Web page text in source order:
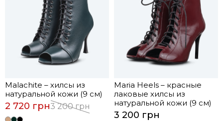
Malachite – хилсы из
натуральной кожи (9 см)
2 720 грн3 200 грн
Maria Heels – красные
лаковые хилсы из
натуральной кожи (9 см)
3 200 грн